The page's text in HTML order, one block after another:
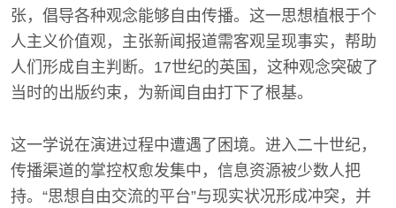
张，倡导各种观念能够自由传播。这一思想植根于个
人主义价值观，主张新闻报道需客观呈现事实，帮助
人们形成自主判断。17世纪的英国，这种观念突破了
当时的出版约束，为新闻自由打下了根基。
这一学说在演进过程中遭遇了困境。进入二十世纪，
传播渠道的掌控权愈发集中，信息资源被少数人把
持。“思想自由交流的平台”与现实状况形成冲突，并